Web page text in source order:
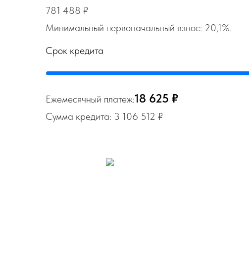
781 488 ₽
Минимальный первоначальный взнос: 20,1%.
Срок кредита
Ежемесячный платеж:18 625 ₽
Сумма кредита: 3 106 512 ₽